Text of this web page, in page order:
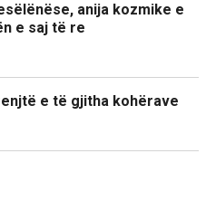
anija kozmike e
e saj të re
e të gjitha kohërave